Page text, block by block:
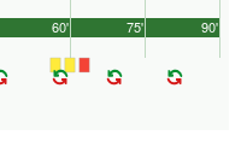
90'
60' 75'